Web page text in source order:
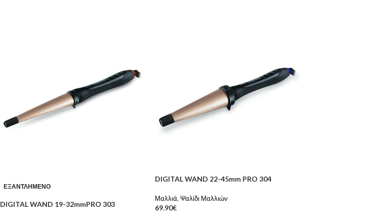
ΕΞΑΝΤΛΗΜΈΝΟ
DIGITAL WAND 19-32mmPRO 303
DIGITAL WAND 22-45mm PRO 304
Μαλλιά, Ψαλίδι Μαλλιών
69.90€